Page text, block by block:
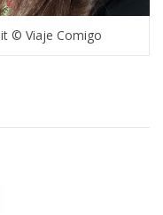
© Viaje Comigo